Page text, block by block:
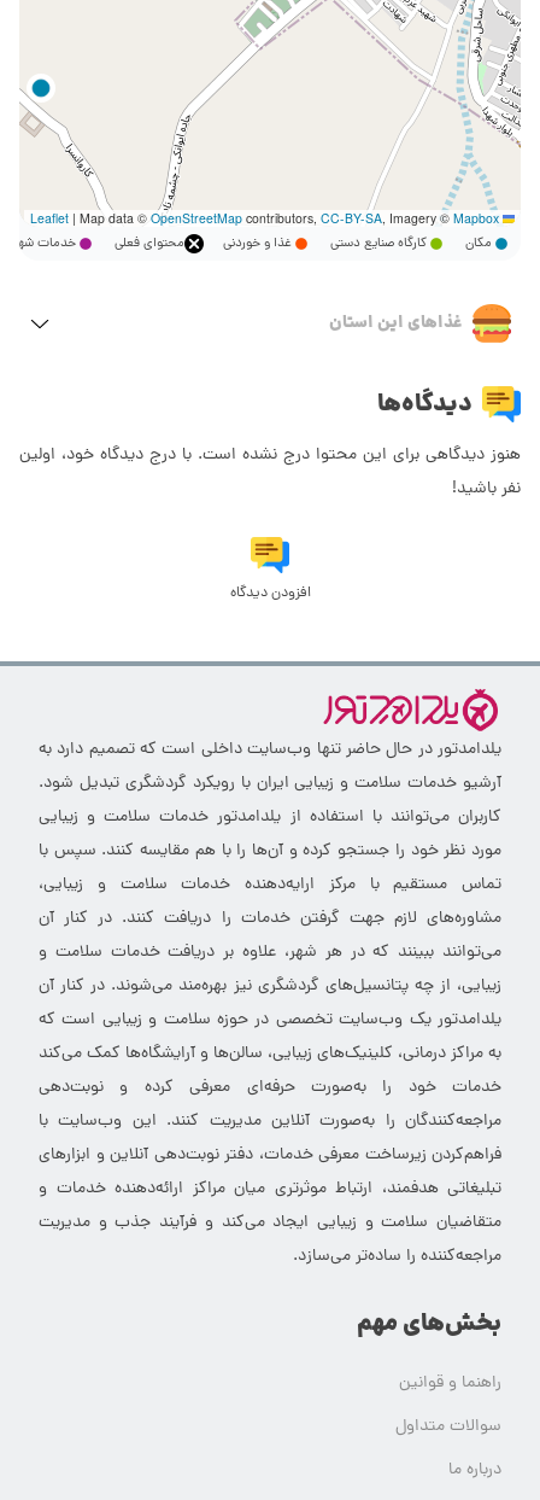
Leaflet
| Map data © OpenStreetMapcontributors, CC-BY-SA, Imagery © Mapbox
مکان کارگاه صنایع دستی غذا و خوردنی محتوای فعلی خدمات
غذاهای این استان
دیدگاه‌ها
هنوز دیدگاهی برای این محتوا درج نشده است. با درج دیدگاه خود، اولین
نفر باشید!
افزودن دیدگاه
یلدامدتور در حال حاضر تنها وب‌سایت داخلی است که تصمیم دارد به
آرشیو خدمات سلامت و زیبایی ایران با رویکرد گردشگری تبدیل شود.
کاربران می‌توانند با استفاده از یلدامدتور خدمات سلامت و زیبایی
مورد نظر خود را جستجو کرده و آن‌ها را با هم مقایسه کنند. سپس با
تماس مستقیم با مرکز ارایه‌دهنده خدمات سلامت و زیبایی،
مشاوره‌های لازم جهت گرفتن خدمات را دریافت کنند. در کنار آن
می‌توانند ببینند که در هر شهر، علاوه بر دریافت خدمات سلامت و
زیبایی، از چه پتانسیل‌های گردشگری نیز بهره‌مند می‌شوند. در کنار آن
یلدامدتور یک وب‌سایت تخصصی در حوزه سلامت و زیبایی است که
به مراکز درمانی، کلینیک‌های زیبایی، سالن‌ها و آرایشگاه‌ها کمک می‌کند
خدمات خود را به‌صورت حرفه‌ای معرفی کرده و نوبت‌دهی
مراجعه‌کنندگان را به‌صورت آنلاین مدیریت کنند. این وب‌سایت با
فراهم‌کردن زیرساخت معرفی خدمات، دفتر نوبت‌دهی آنلاین و ابزارهای
تبلیغاتی هدفمند، ارتباط موثرتری میان مراکز ارائه‌دهنده خدمات و
متقاضیان سلامت و زیبایی ایجاد می‌کند و فرآیند جذب و مدیریت
مراجعه‌کننده را ساده‌تر می‌سازد.
بخش‌های مهم
راهنما و قوانین
سوالات متداول
درباره ما